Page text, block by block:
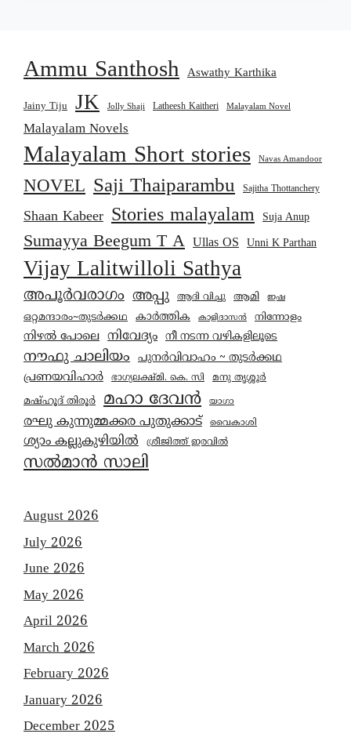
Ammu Santhosh Aswathy Karthika
Jainy Tiju JK Jolly Shaji Latheesh Kaitheri Malayalam Novel
Malayalam Novels
Malayalam Short stories Navas Amandoor
NOVEL Saji Thaiparambu Sajitha Thottanchery
Shaan Kabeer Stories malayalam Suja Anup
Sumayya Beegum T A Ullas OS Unni K Parthan
Vijay Lalitwilloli Sathya
അപൂർവരാഗം അപ്പു ആദി വിച്ചു ആമി ഇഷ
ഒറ്റമന്ദാരം~തുടർക്കഥ കാര്‍ത്തിക കാളിദാസൻ നിന്നോളം
നിഴൽ പോലെ നിവേദ്യം നീ നടന്ന വഴികളിലൂടെ
നൗഫു ചാലിയം പുനർവിവാഹം ~ തുടർക്കഥ
പ്രണയവിഹാർ ഭാഗ്യലക്ഷ്മി. കെ. സി
മനു തൃശ്ശൂർ
മഷ്ഹൂദ് തിരൂർ
മഹാ ദേവൻ യാഗാ
രഘു കുന്നുമ്മക്കര പുതുക്കാട് വൈകാശി
ശ്യാം കല്ലുകുഴിയിൽ ശ്രീജിത്ത് ഇരവിൽ
സൽമാൻ സാലി
August 2026
July 2026
June 2026
May 2026
April 2026
March 2026
February 2026
January 2026
December 2025